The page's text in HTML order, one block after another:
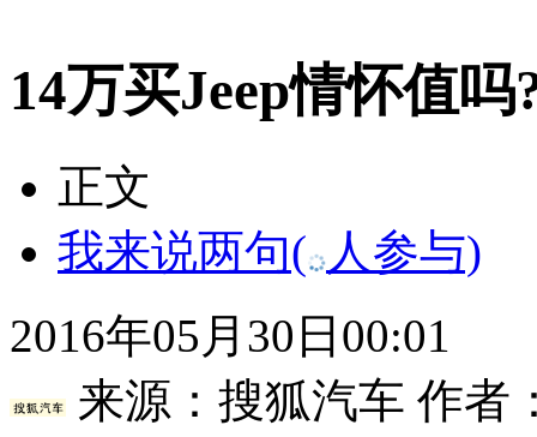
14万买Jeep情怀值
正文
我来说两句( 人参与)
2016年05月30日00:01
来源： 搜狐汽车 作者